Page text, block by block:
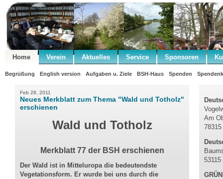
Home Verein Aktuelles Service Sponsoren
Begrüßung English version Aufgaben u. Ziele BSH-Haus Spenden
Feb 28, 2011
Neues Merkblatt zum Thema "Wald und Totholz"
erschienen
Wald und Totholz
Merkblatt 77 der BSH erschienen
Der Wald ist in Mitteluropa die bedeutendste
Vegetationsform. Er wurde bei uns durch die
Am
53115